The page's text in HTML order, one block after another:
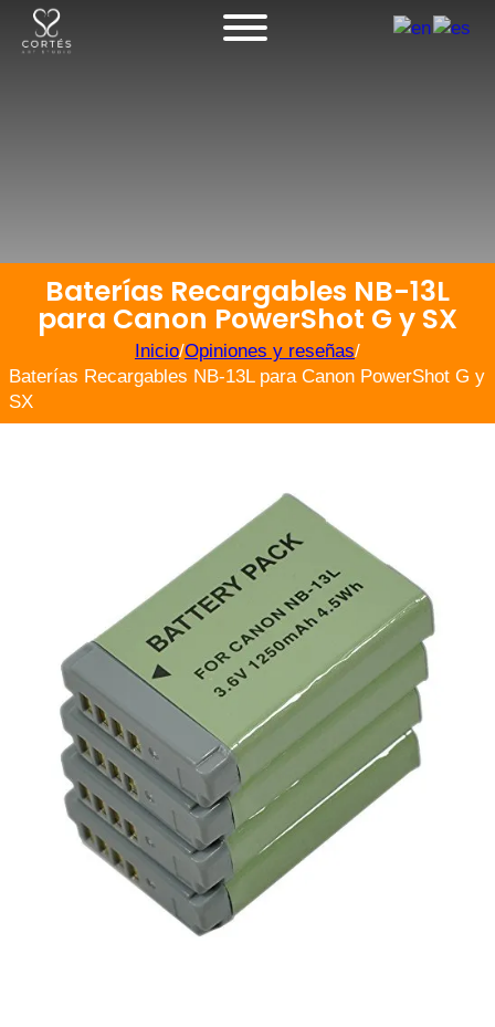
Baterías Recargables NB-13L
para Canon PowerShot G y SX
Inicio/Opiniones y reseñas/
Baterías Recargables NB-13L para Canon PowerShot G y
SX